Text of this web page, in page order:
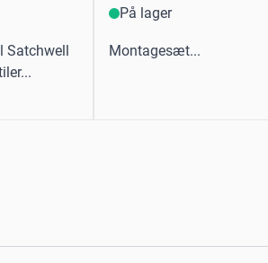
På lager
Montagesæt...